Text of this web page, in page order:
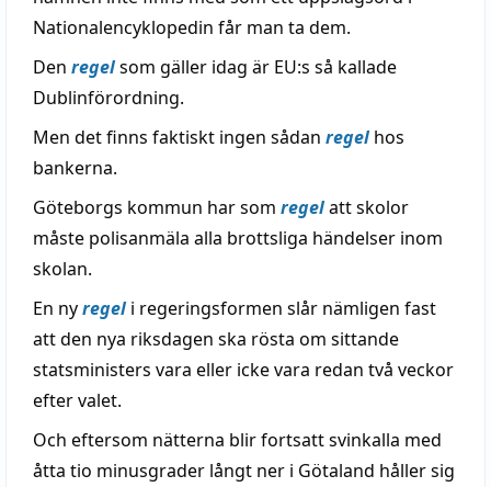
Nationalencyklopedin får man ta dem.
Den regelsom gäller idag är EU:s så kallade
Dublinförordning.
Men det finns faktiskt ingen sådan regelhos
bankerna.
Göteborgs kommun har som regelatt skolor
måste polisanmäla alla brottsliga händelser inom
skolan.
En nyregeli regeringsformen slår nämligen fast
att den nya riksdagen ska rösta om sittande
statsministers vara eller icke vara redan två veckor
efter valet.
Och eftersom nätterna blir fortsatt svinkalla med
åtta tio minusgrader långt ner i Götaland håller sig